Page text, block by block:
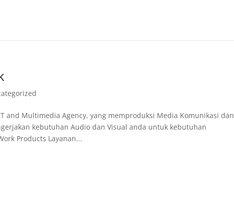
and Multimedia Agency, yang memproduksi Media Komunikasi dan
kebutuhan Audio dan Visual anda untuk kebutuhan
Products Layanan...